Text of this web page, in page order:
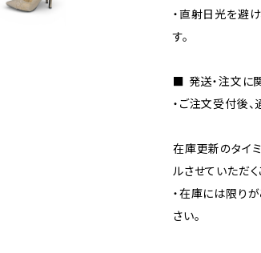
・直射日光を避
す。
■ 発送・注文に
・ご注文受付後
在庫更新のタイ
ルさせていただ
・在庫には限り
さい。